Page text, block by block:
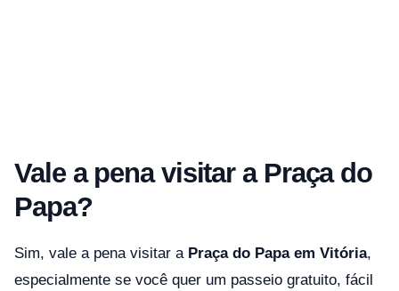
Vale a pena visitar a Praça do
Papa?
Sim, vale a pena visitar a Praça do Papa em Vitória,
especialmente se você quer um passeio gratuito, fácil